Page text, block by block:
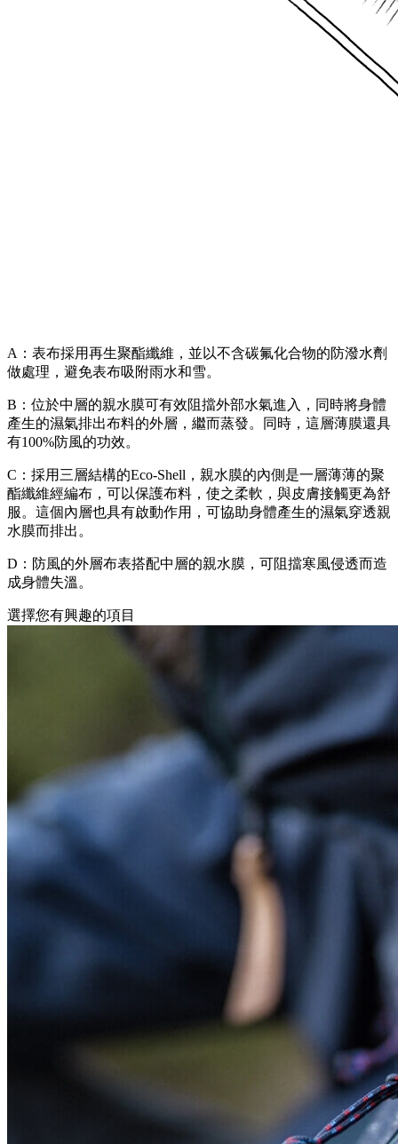
A：表布採用再生聚酯纖維，並以不含碳氟化合物的防潑水劑
做處理，避免表布吸附雨水和雪。
B：位於中層的親水膜可有效阻擋外部水氣進入，同時將身體
產生的濕氣排出布料的外層，繼而蒸發。同時，這層薄膜還具
有100%防風的功效。
C：採用三層結構的Eco-Shell，親水膜的內側是一層薄薄的聚
酯纖維經編布，可以保護布料，使之柔軟，與皮膚接觸更為舒
服。這個內層也具有啟動作用，可協助身體產生的濕氣穿透親
水膜而排出。
D：防風的外層布表搭配中層的親水膜，可阻擋寒風侵透而造
成身體失溫。
選擇您有興趣的項目